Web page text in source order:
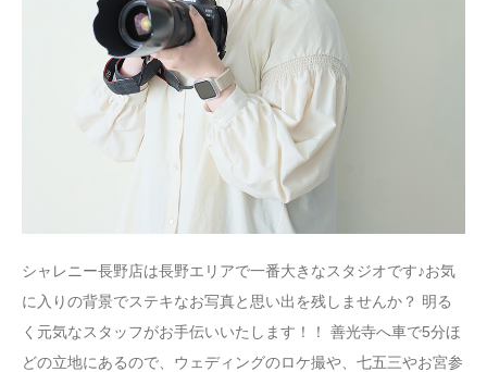
シャレニー長野店は長野エリアで一番大きなスタジオです♪お気
に入りの背景でステキなお写真と思い出を残しませんか？ 明る
く元気なスタッフがお手伝いいたします！！ 善光寺へ車で5分ほ
どの立地にあるので、ウェディングのロケ撮や、七五三やお宮参